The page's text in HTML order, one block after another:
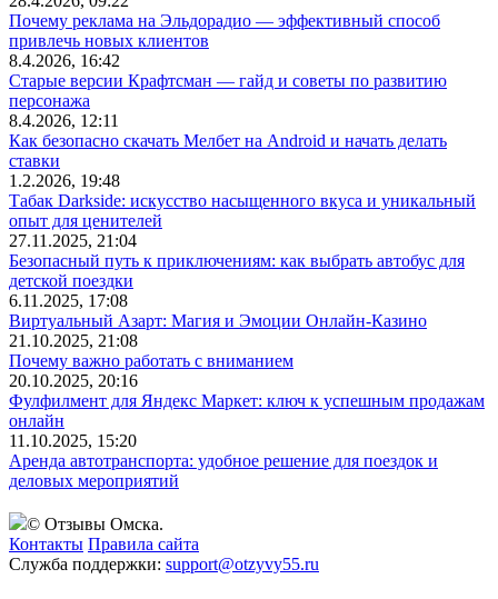
Почему реклама на Эльдорадио — эффективный способ
привлечь новых клиентов
8.4.2026, 16:42
Старые версии Крафтсман — гайд и советы по развитию
персонажа
8.4.2026, 12:11
Как безопасно скачать Мелбет на Android и начать делать
ставки
1.2.2026, 19:48
Табак Darkside: искусство насыщенного вкуса и уникальный
опыт для ценителей
27.11.2025, 21:04
Безопасный путь к приключениям: как выбрать автобус для
детской поездки
6.11.2025, 17:08
Виртуальный Азарт: Магия и Эмоции Онлайн-Казино
21.10.2025, 21:08
Почему важно работать с вниманием
20.10.2025, 20:16
Фулфилмент для Яндекс Маркет: ключ к успешным продажам
онлайн
11.10.2025, 15:20
Аренда автотранспорта: удобное решение для поездок и
деловых мероприятий
© Отзывы Омска.
Контакты Правила сайта
Служба поддержки: support@otzyvy55.ru